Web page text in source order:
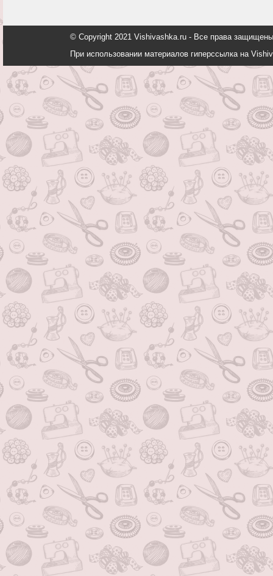
© Copyright 2021 Vishivashka.ru - Все права
При использовании материалов гиперссылка на